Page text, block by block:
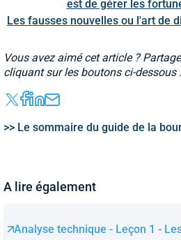
est de gérer les
Les fausses nouvelles ou l'art de
Vous avez aimé cet article ?
cliquant sur les boutons ci-dessous :
>> Le sommaire du guide de la
A lire également
Analyse technique - Leçon 1 -